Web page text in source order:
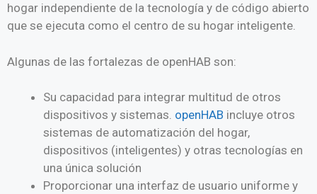
hogar independiente de la tecnología y de código abierto
que se ejecuta como el centro de su hogar inteligente.
Algunas de las fortalezas de openHAB son:
Su capacidad para integrar multitud de otros
dispositivos y sistemas. openHAB incluye otros
sistemas de automatización del hogar,
dispositivos (inteligentes) y otras tecnologías en
una única solución
Proporcionar una interfaz de usuario uniforme y